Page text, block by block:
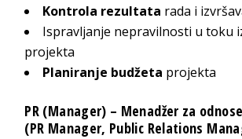
Kontrola rezultata rada i
Ispravljanje nepravilnosti u toku
projekta
Planiranje budžeta projekta
PR (Manager) – Menadžer za
(PR Manager, Public Relations